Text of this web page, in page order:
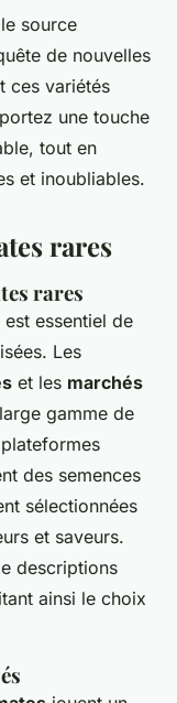
source
de nouvelles
ces variétés
une touche
tout en
et inoubliables.
rares
rares
est essentiel de
Les
et les marchés
gamme de
des semences
sélectionnées
et saveurs.
descriptions
ainsi le choix